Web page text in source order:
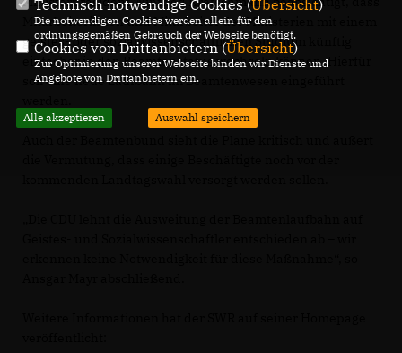
Mitarbeiterinnen und Mitarbeiter der Ministerien mit einem
geistes- oder sozialwissenschaftlichen Studium künftig
einfacher in den Beamtenstatus wechseln können. Hierfür
soll eine neue Laufbahn im Beamtenwesen eingeführt
Technisch notwendige Cookies (Übersicht)
Die notwendigen Cookies werden allein für den
ordnungsgemäßen Gebrauch der Webseite benötigt.
Cookies von Drittanbietern (Übersicht)
Zur Optimierung unserer Webseite binden wir Dienste und
Angebote von Drittanbietern ein.
Alle akzeptieren Auswahl speichern